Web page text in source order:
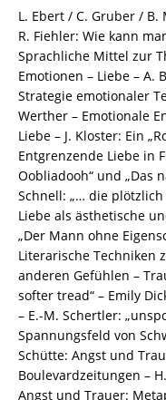
Benjamin
Meisnitzer
(Hrsg.),
Sabine
Rettinger
(Hrsg.)
–
ISBN
9783826043321
/
978-
3-
8260-
4332-
1
978-
3-
82-
604332-
L. Ebert / C. Gruber /
R. Fiehler: Wie kann
Sprachliche Mittel zur
Emotionen – Liebe – A.
Strategie emotionaler
Werther – Emotionale
Liebe – J. Kloster: Ein
Entgrenzende Liebe in
Oobliadooh“ und „Das
Schnell: „… die
Liebe als ästhetische
„Der Mann ohne
Literarische Techniken
anderen Gefühlen –
softer tread“ – Emily
– E.-M. Schertler:
Spannungsfeld von
Schütte: Angst und
Boulevardzeitungen –
Angst und Trauer: